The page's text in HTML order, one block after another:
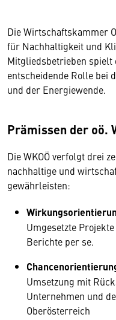
Die Wirtschaftskammer
für Nachhaltigkeit und
Mitgliedsbetrieben spielt
entscheidende Rolle bei
und der Energiewende.
Prämissen der oö.
Die WKOÖ verfolgt drei
nachhaltige und
gewährleisten:
Umgesetzte
Berichte per se.
Umsetzung mit
Unternehmen und
Oberösterreich